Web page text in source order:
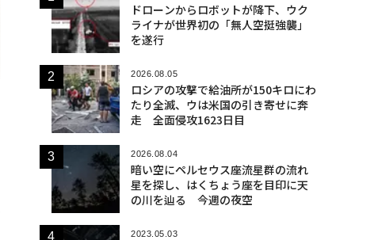
ドローンからロボットが降下、ウク
ライナが世界初の「無人空挺強襲」
を遂行
2026.08.05
ロシアの攻撃で給油所が150キロにわ
たり全滅、ウは米国の引き寄せに奔
走 全面侵攻1623日目
2026.08.04
暗い空にペルセウス座流星群の流れ
星を探し、はくちょう座を目印に天
の川を辿る 今週の夜空
2023.05.03